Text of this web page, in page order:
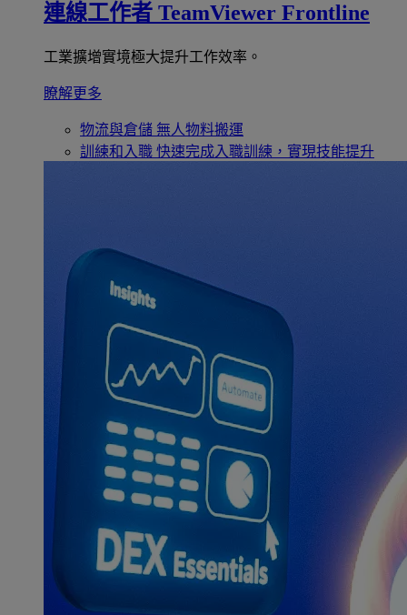
連線工作者 TeamViewer Frontline
工業擴增實境極大提升工作效率。
瞭解更多
物流與倉儲 無人物料搬運
訓練和入職 快速完成入職訓練，實現技能提升